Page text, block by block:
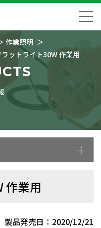
作業照明
ラットライト30W 作業用
作業用
製品発売日：2020/12/21